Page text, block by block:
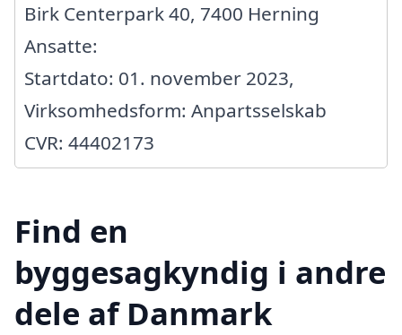
Birk Centerpark 40, 7400 Herning
Ansatte:
Startdato: 01. november 2023,
Virksomhedsform: Anpartsselskab
CVR: 44402173
Find en
byggesagkyndig i andre
dele af Danmark